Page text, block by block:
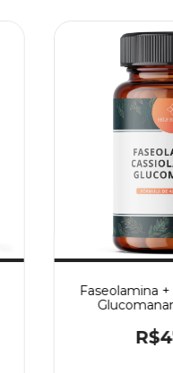
Faseolamina